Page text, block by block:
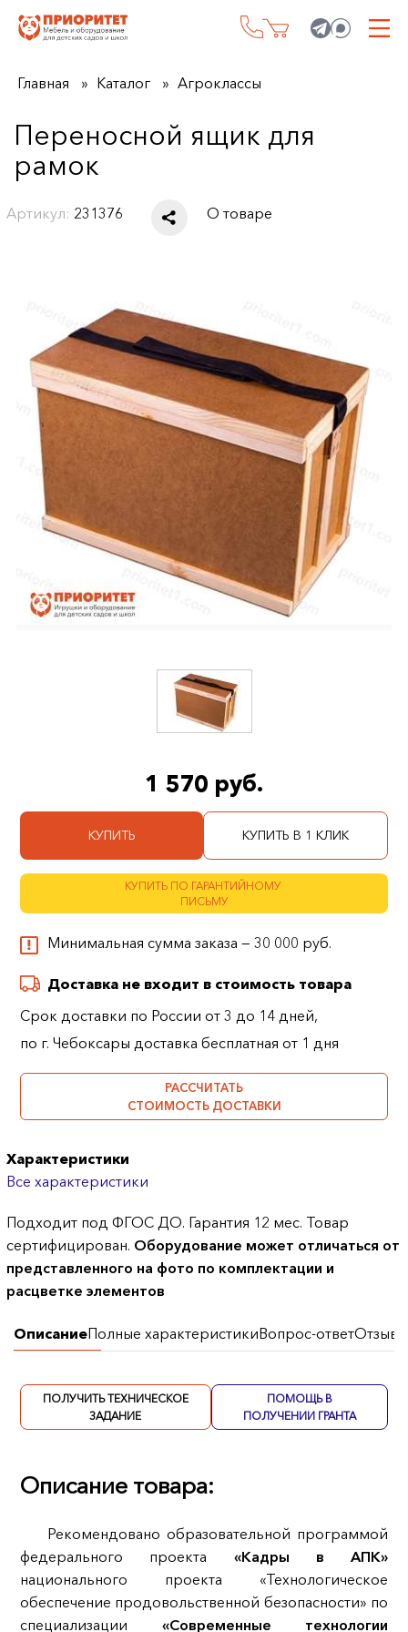
Главная Каталог Агроклассы
Переносной ящик для
рамок
Артикул: 231376 О товаре
1 570 руб.
КУПИТЬ КУПИТЬ В 1 КЛИК
КУПИТЬ ПО ГАРАНТИЙНОМУ
ПИСЬМУ
Минимальная сумма заказа — 30 000 руб.
Доставка не входит в стоимость товара
Срок доставки по России от 3 до 14 дней,
по г. Чебоксары доставка бесплатная от 1 дня
РАССЧИТАТЬ
СТОИМОСТЬ ДОСТАВКИ
Характеристики
Все характеристики
Подходит под ФГОС ДО. Гарантия 12 мес. Товар
сертифицирован. Оборудование может отличаться от
представленного на фото по комплектации и
расцветке элементов
ОписаниеПолные характеристикиВопрос-ответОтзывы
ПОЛУЧИТЬ ТЕХНИЧЕСКОЕ
ЗАДАНИЕ
ПОМОЩЬ В
ПОЛУЧЕНИИ ГРАНТА
Описание товара:
Рекомендовано образовательной программой
федерального проекта «Кадры в АПК»
национального проекта «Технологическое
обеспечение продовольственной безопасности» по
специализации «Современные технологии